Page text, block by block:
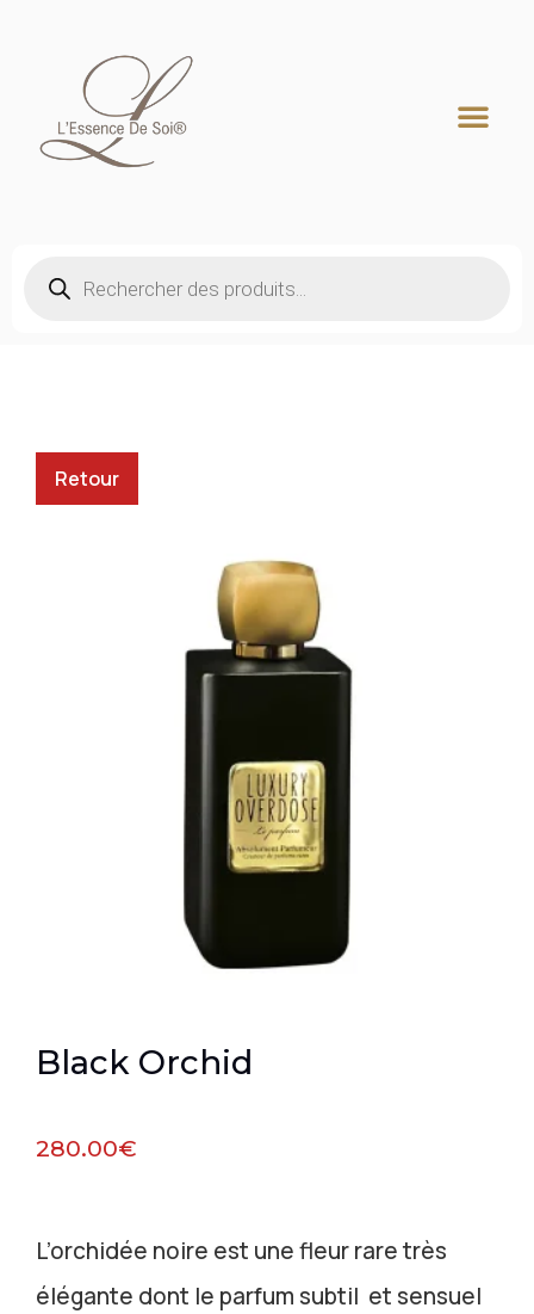
Retour
Black Orchid
280.00€
L’orchidée noire est une fleur rare très
élégante dont le parfum subtil et sensuel